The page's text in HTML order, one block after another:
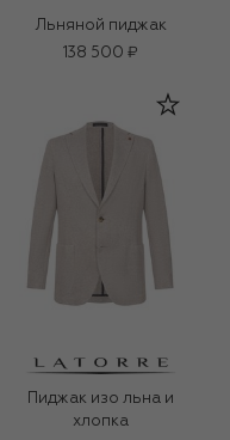
Льняной пиджак
138 500 ₽
Пиджак изо льна и
хлопка